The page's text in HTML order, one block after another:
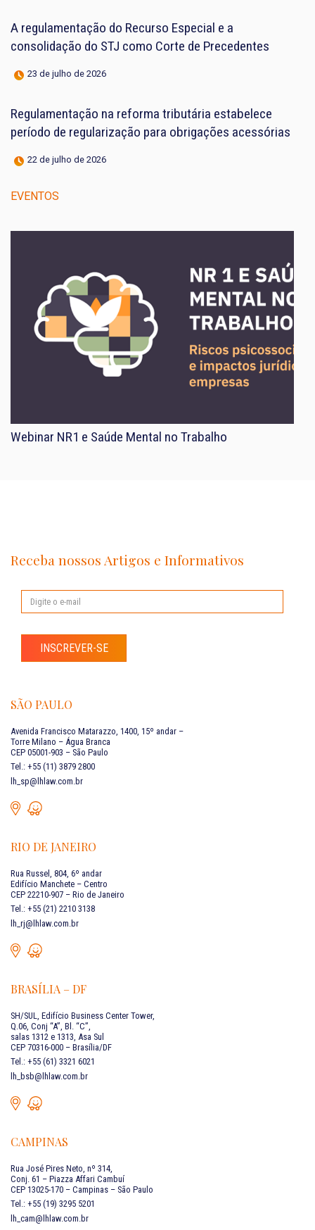
A regulamentação do Recurso Especial e a
consolidação do STJ como Corte de Precedentes
23 de julho de 2026
Regulamentação na reforma tributária estabelece
período de regularização para obrigações acessórias
22 de julho de 2026
EVENTOS
Webinar NR1 e Saúde Mental no Trabalho
Receba nossos Artigos e Informativos
INSCREVER-SE
SÃO PAULO
Avenida Francisco Matarazzo, 1400, 15º andar –
Torre Milano – Água Branca
CEP 05001-903 – São Paulo
Tel.: +55 (11) 3879 2800
lh_sp@lhlaw.com.br
RIO DE JANEIRO
Rua Russel, 804, 6º andar
Edifício Manchete – Centro
CEP 22210-907 – Rio de Janeiro
Tel.: +55 (21) 2210 3138
lh_rj@lhlaw.com.br
BRASÍLIA – DF
SH/SUL, Edifício Business Center Tower,
Q.06, Conj “A”, Bl. “C”,
salas 1312 e 1313, Asa Sul
CEP 70316-000 – Brasília/DF
Tel.: +55 (61) 3321 6021
lh_bsb@lhlaw.com.br
CAMPINAS
Rua José Pires Neto, nº 314,
Conj. 61 – Piazza Affari Cambuí
CEP 13025-170 – Campinas – São Paulo
Tel.: +55 (19) 3295 5201
lh_cam@lhlaw.com.br